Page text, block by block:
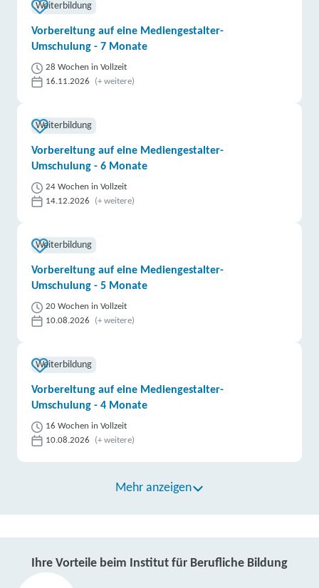
Weiterbildung
Vorbereitung auf eine Mediengestalter-
Umschulung - 7 Monate
28 Wochen in Vollzeit
16.11.2026
(+ weitere)
Weiterbildung
Vorbereitung auf eine Mediengestalter-
Umschulung - 6 Monate
24 Wochen in Vollzeit
14.12.2026
(+ weitere)
Weiterbildung
Vorbereitung auf eine Mediengestalter-
Umschulung - 5 Monate
20 Wochen in Vollzeit
10.08.2026
(+ weitere)
Weiterbildung
Vorbereitung auf eine Mediengestalter-
Umschulung - 4 Monate
16 Wochen in Vollzeit
10.08.2026
(+ weitere)
Mehr anzeigen
Ihre Vorteile beim Institut für Berufliche Bildung